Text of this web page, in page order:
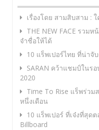
เรื่องโดย สามสิบสาม : ใ
THE NEW FACE รวม
จำชื่อให้ได้
10 แร็พเปอร์ไทย ที่น่าจั
SARAN คว้าแชมป์ในร
2020
Time To Rise แร็พร่ว
หนึ่งเดือน
10 แร็พเปอร์ ที่เจ๋งที่สุด
Billboard